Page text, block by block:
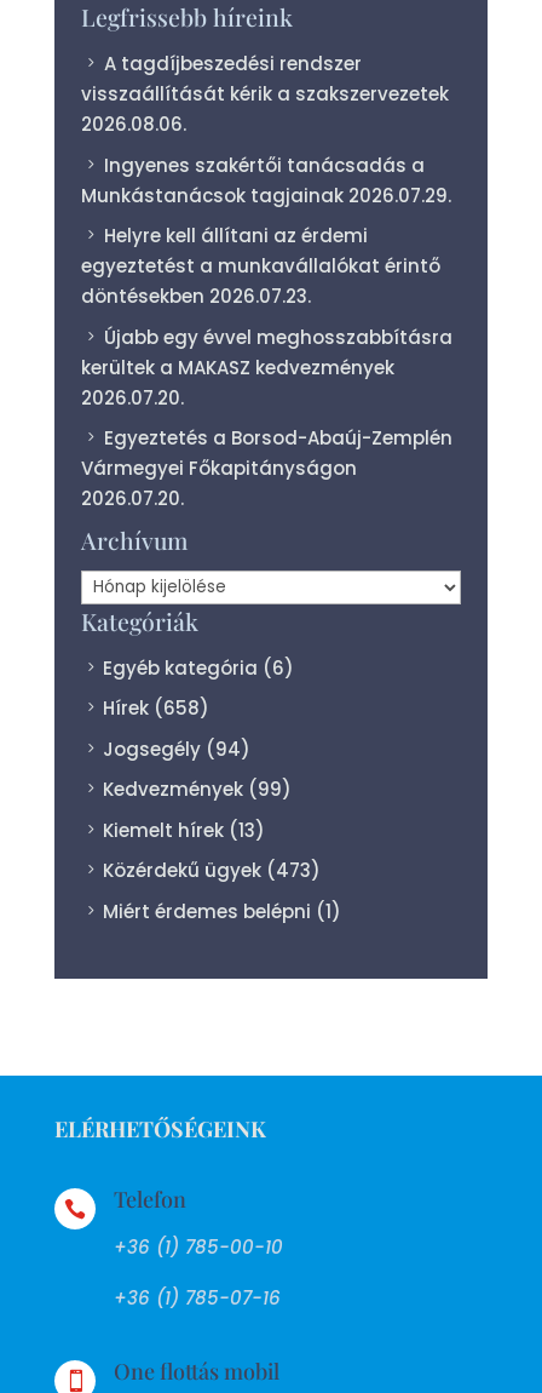
Legfrissebb híreink
A tagdíjbeszedési rendszer
visszaállítását kérik a szakszervezetek
2026.08.06.
Ingyenes szakértői tanácsadás a
Munkástanácsok tagjainak 2026.07.29.
Helyre kell állítani az érdemi
egyeztetést a munkavállalókat érintő
döntésekben 2026.07.23.
Újabb egy évvel meghosszabbításra
kerültek a MAKASZ kedvezmények
2026.07.20.
Egyeztetés a Borsod-Abaúj-Zemplén
Vármegyei Főkapitányságon
2026.07.20.
Archívum
Archívum
Kategóriák
Egyéb kategória (6)
Hírek (658)
Jogsegély (94)
Kedvezmények (99)
Kiemelt hírek (13)
Közérdekű ügyek (473)
Miért érdemes belépni (1)
ELÉRHETŐSÉGEINK
 Telefon
+36 (1) 785-00-10
+36 (1) 785-07-16
 One flottás mobil